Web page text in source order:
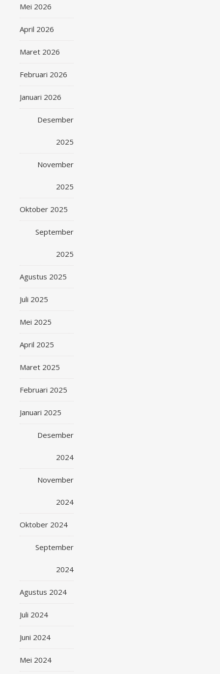
Mei 2026
April 2026
Maret 2026
Februari 2026
Januari 2026
Desember
2025
November
2025
Oktober 2025
September
2025
Agustus 2025
Juli 2025
Mei 2025
April 2025
Maret 2025
Februari 2025
Januari 2025
Desember
2024
November
2024
Oktober 2024
September
2024
Agustus 2024
Juli 2024
Juni 2024
Mei 2024